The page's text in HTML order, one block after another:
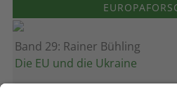
Band 29: Rainer Bühling
Die EU und die Ukraine